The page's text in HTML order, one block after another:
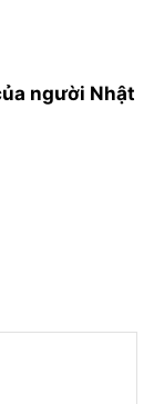
người Nhật